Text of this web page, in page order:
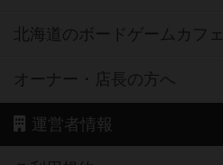
北海道のボードゲームカフェ
オーナー・店長の方へ
運営者情報